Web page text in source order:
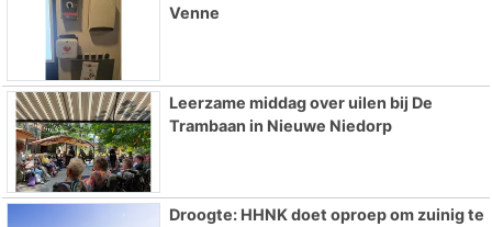
Venne
Leerzame middag over uilen bij De
Trambaan in Nieuwe Niedorp
Droogte: HHNK doet oproep om zuinig te